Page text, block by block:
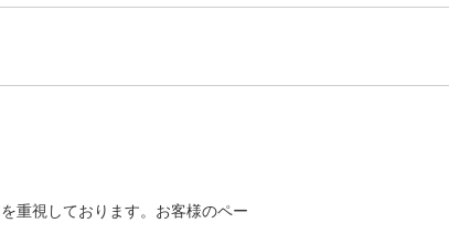
重視しております。お客様のペー